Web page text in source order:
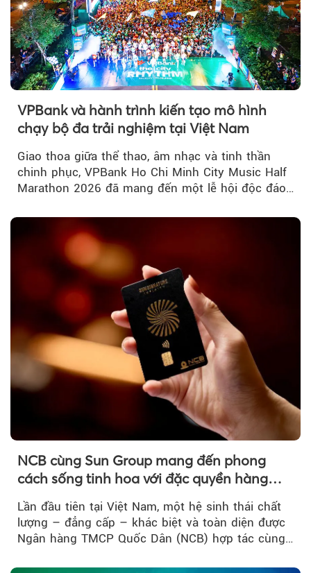
VPBank và hành trình kiến tạo mô hình
chạy bộ đa trải nghiệm tại Việt Nam
Giao thoa giữa thể thao, âm nhạc và tinh thần
chinh phục, VPBank Ho Chi Minh City Music Half
Marathon 2026 đã mang đến một lễ hội độc đáo
NCB cùng Sun Group mang đến phong
cách sống tinh hoa với đặc quyền hàng
Lần đầu tiên tại Việt Nam, một hệ sinh thái chất
lượng – đẳng cấp – khác biệt và toàn diện được
Ngân hàng TMCP Quốc Dân (NCB) hợp tác cùng